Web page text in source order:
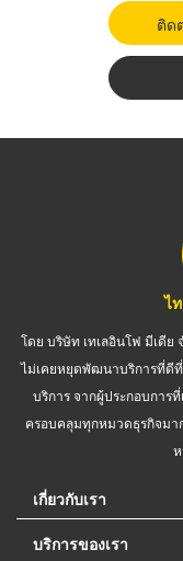
ติด
ไ
โดย บริษัท เทเลอินโฟ มีเดีย
ไม่เคยหยุดพัฒนาบริการที่ดี
บริการ จากผู้ประกอบการ
ครอบคลุมทุกหมวดธุรกิจมา
เกี่ยวกับเรา
บริการของเรา